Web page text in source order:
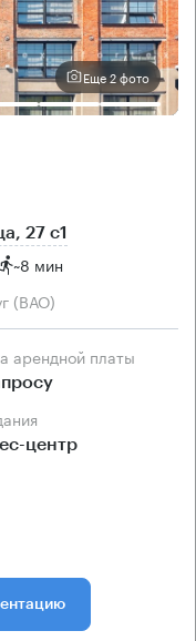
Еще 2 фото
27 с1
~8 мин
(ВАО)
арендной платы
центр